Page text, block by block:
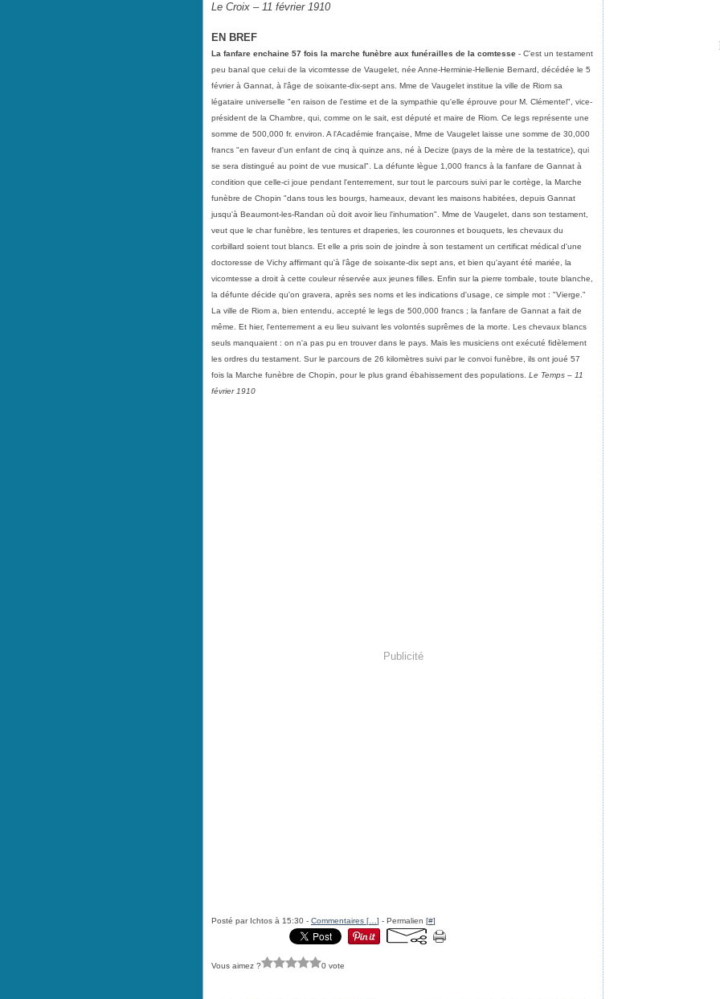
Le Croix – 11 février 1910
EN BREF
La fanfare enchaine 57 fois la marche funèbre aux funérailles de la comtesse - C'est un testament
peu banal que celui de la vicomtesse de Vaugelet, née Anne-Herminie-Hellenie Bernard, décédée le 5
février à Gannat, à l'âge de soixante-dix-sept ans. Mme de Vaugelet institue la ville de Riom sa
légataire universelle "en raison de l'estime et de la sympathie qu'elle éprouve pour M. Clémentel", vice-
président de la Chambre, qui, comme on le sait, est député et maire de Riom. Ce legs représente une
somme de 500,000 fr. environ. A l'Académie française, Mme de Vaugelet laisse une somme de 30,000
francs "en faveur d'un enfant de cinq à quinze ans, né à Decize (pays de la mère de la testatrice), qui
se sera distingué au point de vue musical". La défunte lègue 1,000 francs à la fanfare de Gannat à
condition que celle-ci joue pendant l'enterrement, sur tout le parcours suivi par le cortège, la Marche
funèbre de Chopin "dans tous les bourgs, hameaux, devant les maisons habitées, depuis Gannat
jusqu'à Beaumont-les-Randan où doit avoir lieu l'inhumation". Mme de Vaugelet, dans son testament,
veut que le char funèbre, les tentures et draperies, les couronnes et bouquets, les chevaux du
corbillard soient tout blancs. Et elle a pris soin de joindre à son testament un certificat médical d'une
doctoresse de Vichy affirmant qu'à l'âge de soixante-dix sept ans, et bien qu'ayant été mariée, la
vicomtesse a droit à cette couleur réservée aux jeunes filles. Enfin sur la pierre tombale, toute blanche,
la défunte décide qu'on gravera, après ses noms et les indications d'usage, ce simple mot : "Vierge."
La ville de Riom a, bien entendu, accepté le legs de 500,000 francs ; la fanfare de Gannat a fait de
même. Et hier, l'enterrement a eu lieu suivant les volontés suprêmes de la morte. Les chevaux blancs
seuls manquaient : on n'a pas pu en trouver dans le pays. Mais les musiciens ont exécuté fidèlement
les ordres du testament. Sur le parcours de 26 kilomètres suivi par le convoi funèbre, ils ont joué 57
fois la Marche funèbre de Chopin, pour le plus grand ébahissement des populations. Le Temps – 11
février 1910
Publicité
Posté par Ichtos à 15:30 - Commentaires [ ] - Permalien [#]
Vous aimez ? 0 vote